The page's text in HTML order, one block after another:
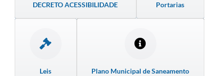
DECRETO ACESSIBILIDADE Portarias
Leis Plano Municipal de Saneamento